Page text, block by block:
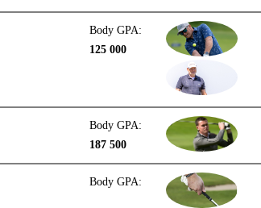
Body GPA:
125 000
Body GPA:
187 500
Body GPA: